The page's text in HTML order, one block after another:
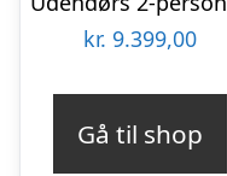
kr. 9.399,00
Gå til shop